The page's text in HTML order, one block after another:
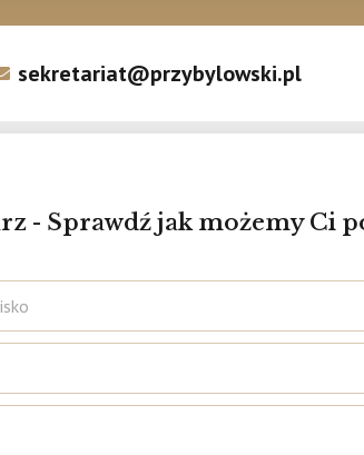
sekretariat@przybylowski.pl
- Sprawdź jak możemy Ci